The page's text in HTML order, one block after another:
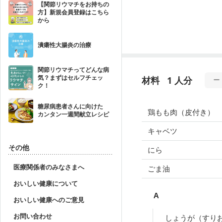
【関節リウマチをお持ちの
方】新規会員登録はこちら
から
潰瘍性大腸炎の治療
関節リウマチってどんな病
気？まずはセルフチェッ
ク！
糖尿病患者さんに向けた
カンタン一週間献立レシピ
その他
医療関係者のみなさまへ
おいしい健康について
おいしい健康へのご意見
お問い合わせ
材料 1 人分
鶏もも肉（皮付き）
キャベツ
にら
ごま油
A
しょうが（すり